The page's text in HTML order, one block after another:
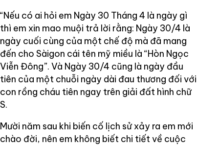
“Nếu có ai hỏi em Ngày 30 Tháng 4 là ngày gì
thì em xin mao muội trả lời rằng: Ngày 30/4 là
ngày cuối cùng của một chế độ mà đã mang
đến cho Sàigon cái tên mỹ miều là “Hòn Ngọc
Viễn Đông”. Và Ngày 30/4 cũng là ngày đầu
tiên của một chuỗi ngày dài đau thương đối với
con rồng cháu tiên ngay trên giải đất hình chữ
S.
Mười năm sau khi biến cố lịch sử xảy ra em mới
chào đời, nên em không biết chi tiết về cuộc